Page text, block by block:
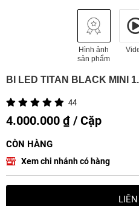
Hình ảnh
sản phẩm
BI LED TITAN BLACK MINI
44
4.000.000 ₫ / Cặp
CÒN HÀNG
Xem chi nhánh có hàng